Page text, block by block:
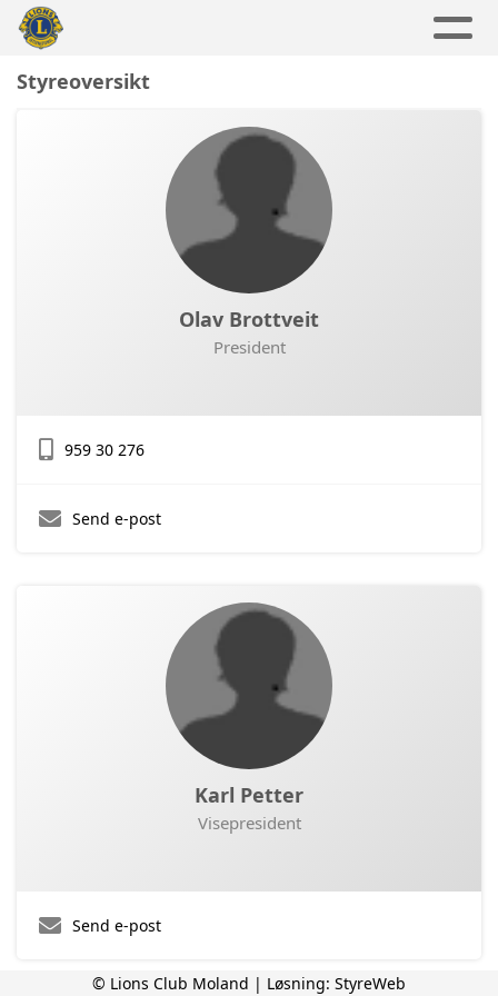
Styreoversikt
Olav Brottveit
President
959 30 276
Send e-post
Karl Petter
Visepresident
Send e-post
© Lions Club Moland | Løsning: StyreWeb